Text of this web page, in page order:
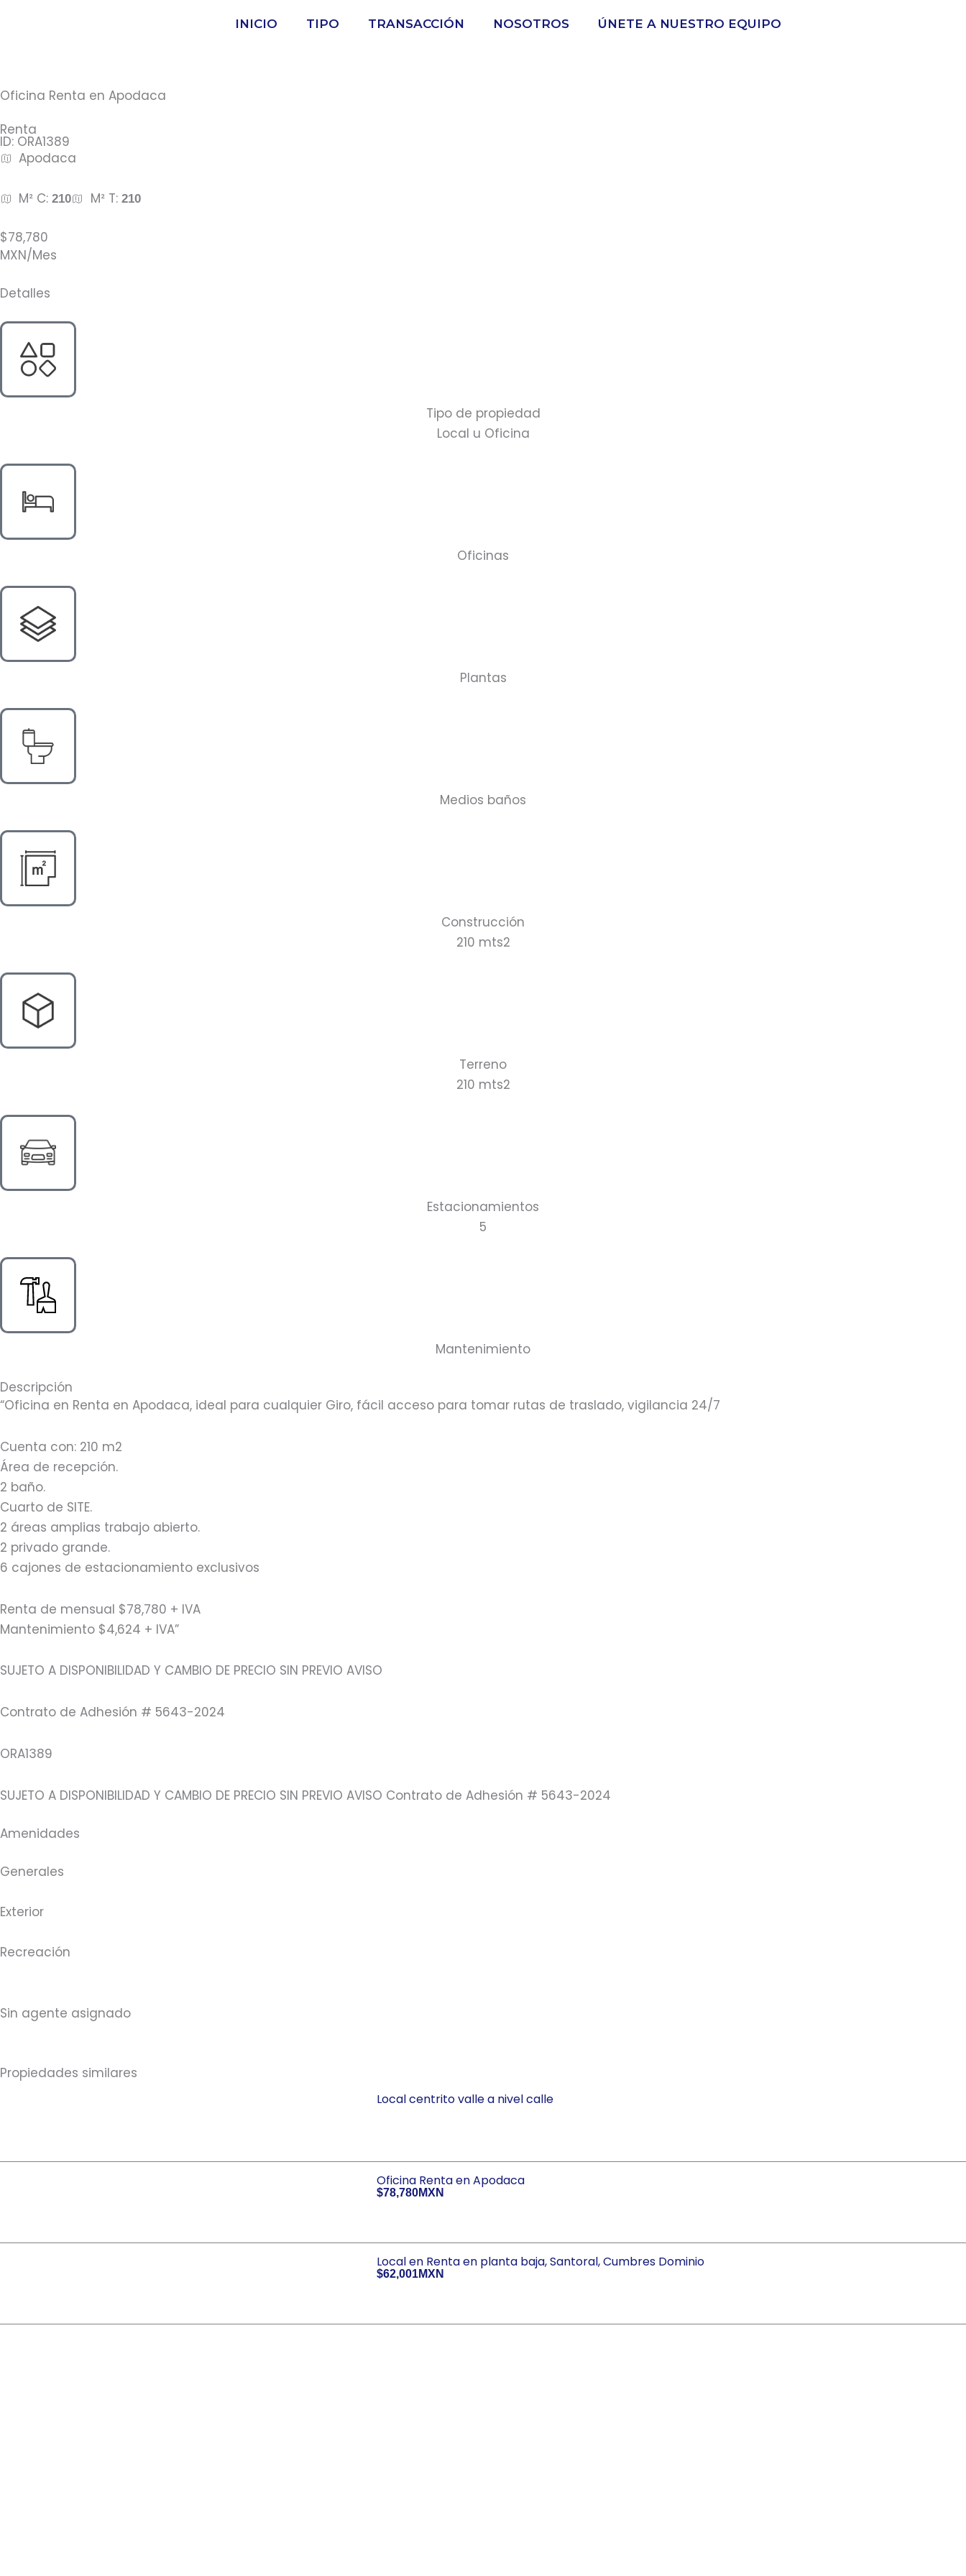
INICIO TIPO TRANSACCIÓN NOSOTROS ÚNETE A NUESTRO EQUIPO
Oficina Renta en Apodaca
Renta
ID: ORA1389
Apodaca
M² C:210 M² T: 210
$78,780
MXN/Mes
Detalles
Tipo de propiedad
Local u Oficina
Oficinas
Plantas
Medios baños
Construcción
210 mts2
Terreno
210 mts2
Estacionamientos
5
Mantenimiento
Descripción
“Oficina en Renta en Apodaca, ideal para cualquier Giro, fácil acceso para tomar rutas de traslado, vigilancia 24/7
Cuenta con: 210 m2
Área de recepción.
2 baño.
Cuarto de SITE.
2 áreas amplias trabajo abierto.
2 privado grande.
6 cajones de estacionamiento exclusivos
Renta de mensual $78,780 + IVA
Mantenimiento $4,624 + IVA”
SUJETO A DISPONIBILIDAD Y CAMBIO DE PRECIO SIN PREVIO AVISO
Contrato de Adhesión # 5643-2024
ORA1389
SUJETO A DISPONIBILIDAD Y CAMBIO DE PRECIO SIN PREVIO AVISO Contrato de Adhesión # 5643-2024
Amenidades
Generales
Exterior
Recreación
Sin agente asignado
Propiedades similares
Local centrito valle a nivel calle
Oficina Renta en Apodaca
$78,780MXN
Local en Renta en planta baja, Santoral, Cumbres Dominio
$62,001MXN